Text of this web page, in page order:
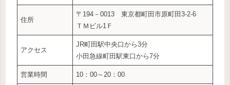
住所
〒194－0013 東京都町田市原町田3-2-6
ＴＭビル1Ｆ
アクセス
JR町田駅中央口から3分
小田急線町田駅東口から7分
営業時間 10：00～20：00